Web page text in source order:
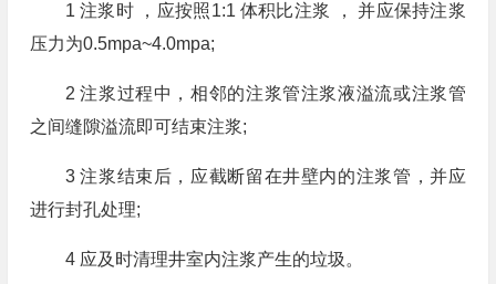
1 注浆时 ，应按照1:1 体积比注浆 ， 并应保持注浆
压力为0.5mpa~4.0mpa;
2 注浆过程中，相邻的注浆管注浆液溢流或注浆管
之间缝隙溢流即可结束注浆;
3 注浆结束后，应截断留在井壁内的注浆管，并应
进行封孔处理;
4 应及时清理井室内注浆产生的垃圾。